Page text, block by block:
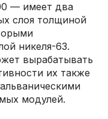
— имеет два
слоя толщиной
никеля-63.
вырабатывать
их также
модулей.